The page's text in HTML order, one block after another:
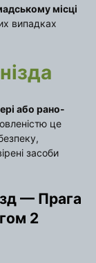
місці
випадках
або рано-
це
засоби
— Прага
2